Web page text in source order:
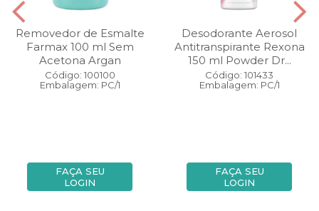
Removedor de Esmalte
Farmax 100 ml Sem
Acetona Argan
Código: 100100
Embalagem: PC/1
FAÇA SEU
LOGIN
Desodorante Aerosol
Antitranspirante Rexona
150 ml Powder Dr...
Código: 101433
Embalagem: PC/1
FAÇA SEU
LOGIN